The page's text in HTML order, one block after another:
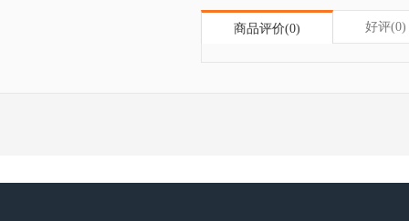
商品评价(0) 好评(0)